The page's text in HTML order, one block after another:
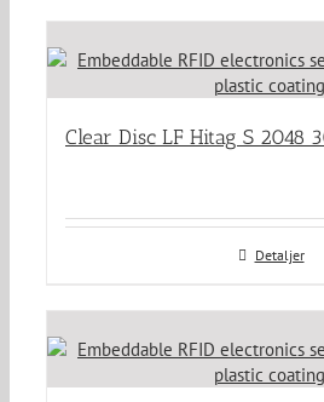
Clear Disc LF Hitag S 2048
Detaljer